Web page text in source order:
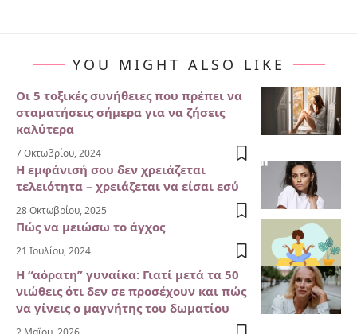
YOU MIGHT ALSO LIKE
Οι 5 τοξικές συνήθειες που πρέπει να
σταματήσεις σήμερα για να ζήσεις
καλύτερα
7 Οκτωβρίου, 2024
Η εμφάνισή σου δεν χρειάζεται
τελειότητα – χρειάζεται να είσαι εσύ
28 Οκτωβρίου, 2025
Πώς να μειώσω το άγχος
21 Ιουλίου, 2024
Η “αόρατη” γυναίκα: Γιατί μετά τα 50
νιώθεις ότι δεν σε προσέχουν και πώς
να γίνεις ο μαγνήτης του δωματίου